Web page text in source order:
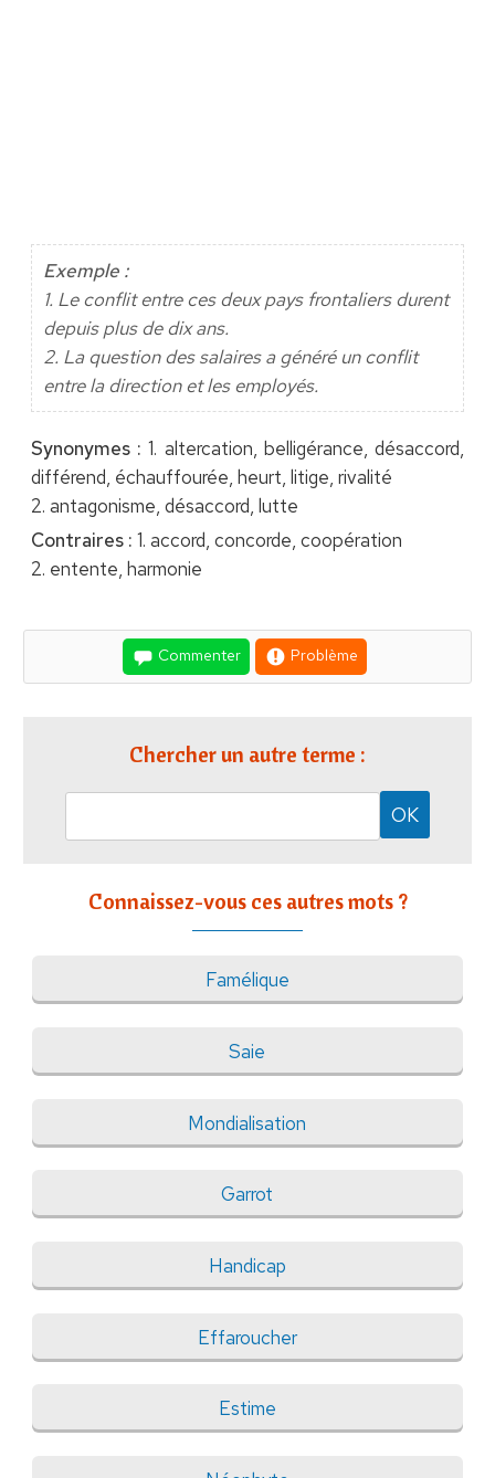
Exemple :
1. Le conflit entre ces deux pays frontaliers durent
depuis plus de dix ans.
2. La question des salaires a généré un conflit
entre la direction et les employés.
Synonymes : 1. altercation, belligérance, désaccord,
différend, échauffourée, heurt, litige, rivalité
2. antagonisme, désaccord, lutte
Contraires : 1. accord, concorde, coopération
2. entente, harmonie
Commenter Problème
Chercher un autre terme :
Connaissez-vous ces autres mots ?
Famélique
Saie
Mondialisation
Garrot
Handicap
Effaroucher
Estime